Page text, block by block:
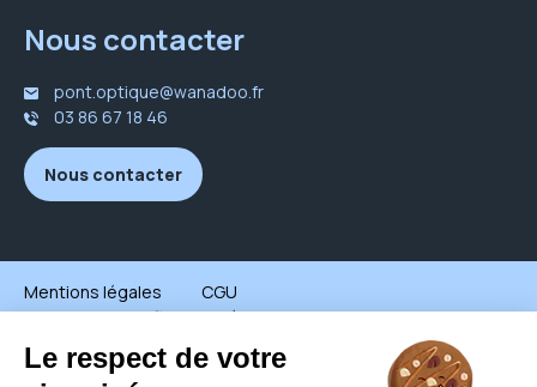
Nous contacter
pont.optique@wanadoo.fr
03 86 67 18 46
Nous contacter
Mentions légales
CGU
Politique de confidentialité
Groupe all © - Tous droits réservés - 2026